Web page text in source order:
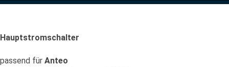
Hauptstromschalter
passend für Anteo